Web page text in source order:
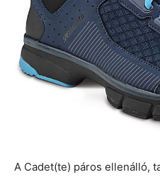
A Cadet(te) páros ellenálló,